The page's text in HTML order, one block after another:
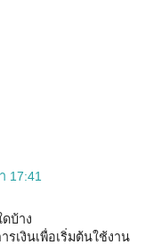
17:41
บ้าง
เงินเพื่อเริ่มต้นใช้งาน